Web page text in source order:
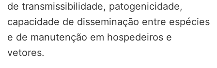
de transmissibilidade, patogenicidade,
capacidade de disseminação entre espécies
e de manutenção em hospedeiros e
vetores.